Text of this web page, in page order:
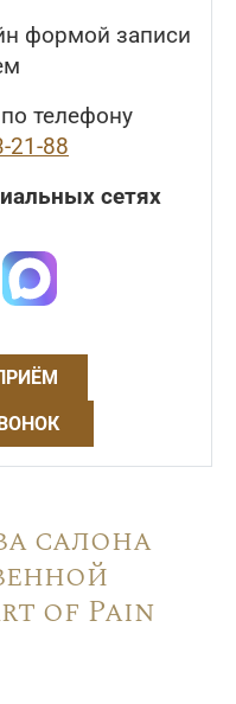
формой записи
телефону
21-88
сетях
салона
of Pain